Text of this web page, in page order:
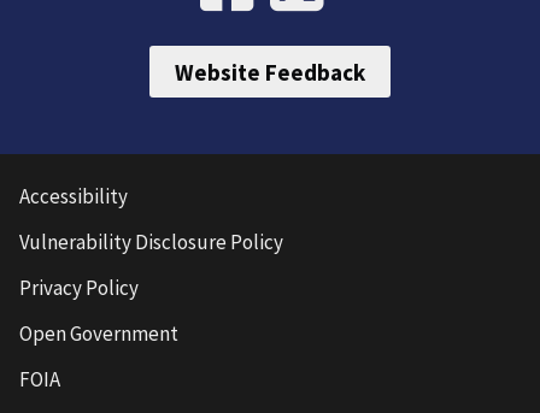
Website Feedback
Accessibility
Vulnerability Disclosure Policy
Privacy Policy
Open Government
FOIA